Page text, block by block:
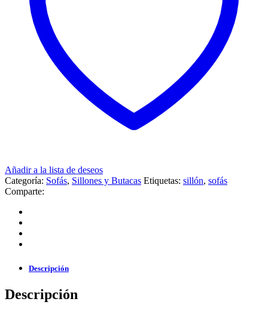
Añadir a la lista de deseos
Categoría: Sofás, Sillones y Butacas Etiquetas: sillón, sofás
Comparte:
Descripción
Descripción